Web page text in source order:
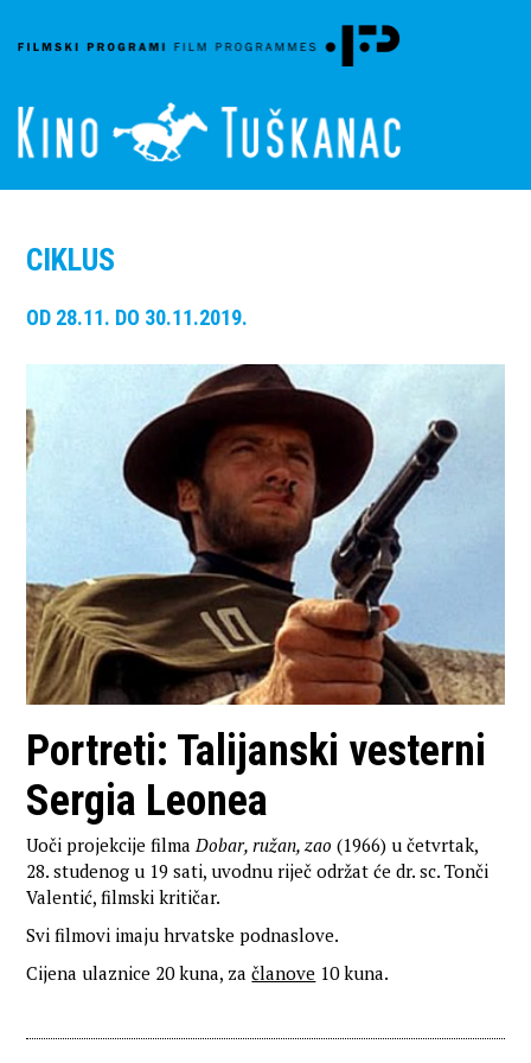
CIKLUS
OD 28.11. DO 30.11.2019.
Portreti: Talijanski vesterni
Sergia Leonea
Uoči projekcije filma Dobar, ružan, zao (1966) u četvrtak,
28. studenog u 19 sati, uvodnu riječ održat će dr. sc. Tonči
Valentić, filmski kritičar.
Svi filmovi imaju hrvatske podnaslove.
Cijena ulaznice 20 kuna, začlanove 10 kuna.